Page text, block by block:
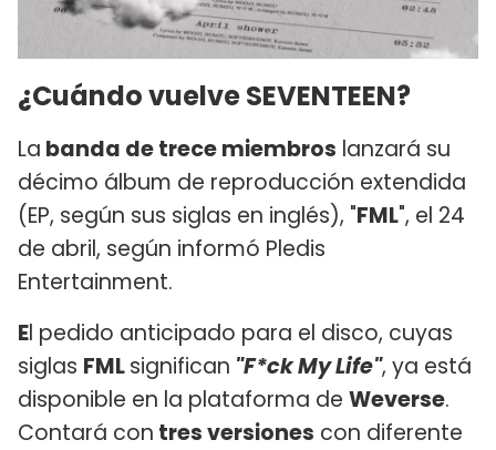
¿Cuándo vuelve SEVENTEEN?
La banda de trece miembros lanzará su
décimo álbum de reproducción extendida
(EP, según sus siglas en inglés), "FML", el 24
de abril, según informó Pledis
Entertainment.
El pedido anticipado para el disco, cuyas
siglas FMLsignifican "F*ck My Life", ya está
disponible en la plataforma de Weverse.
Contará con tres versiones con diferente